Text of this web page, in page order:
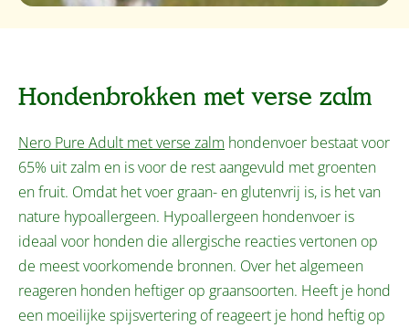
Hondenbrokken met verse zalm
Nero Pure Adult met verse zalm hondenvoer bestaat voor
65% uit zalm en is voor de rest aangevuld met groenten
en fruit. Omdat het voer graan- en glutenvrij is, is het van
nature hypoallergeen. Hypoallergeen hondenvoer is
ideaal voor honden die allergische reacties vertonen op
de meest voorkomende bronnen. Over het algemeen
reageren honden heftiger op graansoorten. Heeft je hond
een moeilijke spijsvertering of reageert je hond heftig op